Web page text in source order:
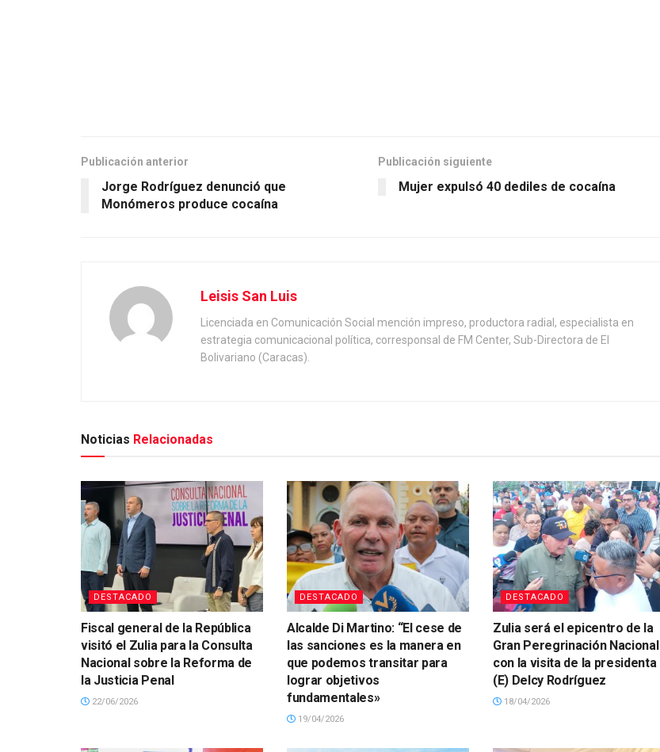
Publicación anterior
Jorge Rodríguez denunció que
Monómeros produce cocaína
Publicación siguiente
Mujer expulsó 40 dediles de cocaína
Leisis San Luis
Licenciada en Comunicación Social mención impreso, productora radial, especialista en
estrategia comunicacional política, corresponsal de FM Center, Sub-Directora de El
Bolivariano (Caracas).
Noticias Relacionadas
DESTACADO
Fiscal general de la República
visitó el Zulia para la Consulta
Nacional sobre la Reforma de
la Justicia Penal
22/06/2026
DESTACADO
Alcalde Di Martino: “El cese de
las sanciones es la manera en
que podemos transitar para
lograr objetivos
fundamentales»
19/04/2026
DESTACADO
Zulia será el epicentro de la
Gran Peregrinación Nacional
con la visita de la presidenta
(E) Delcy Rodríguez
18/04/2026